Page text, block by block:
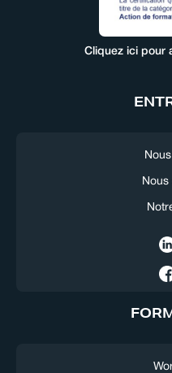
Cliquez ici pour